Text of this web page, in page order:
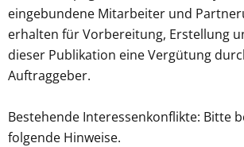
eingebundene Mitarbeiter und
erhalten für Vorbereitung, Erstellung
dieser Publikation eine Vergütung
Auftraggeber.
Bestehende Interessenkonflikte: Bitte
folgende Hinweise.